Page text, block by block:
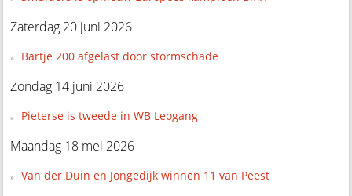
Zaterdag 20 juni 2026
Bartje 200 afgelast door stormschade
Zondag 14 juni 2026
Pieterse is tweede in WB Leogang
Maandag 18 mei 2026
Van der Duin en Jongedijk winnen 11 van Peest